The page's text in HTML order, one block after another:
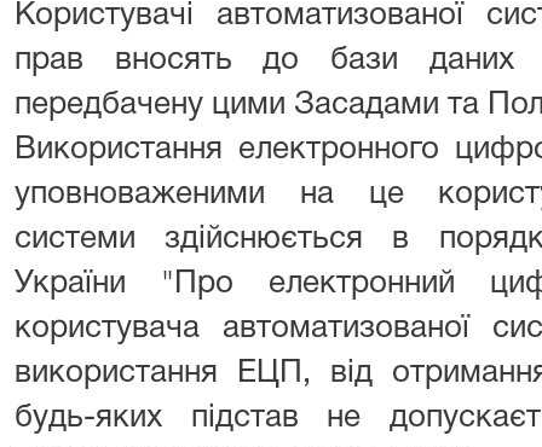
Користувачі автоматизованої
прав вносять до бази даних
передбачену цими Засадами та
Використання електронного
уповноваженими на це
системи здійснюється в
України "Про електронний
користувача автоматизованої
використання ЕЦП, від
будь-яких підстав не